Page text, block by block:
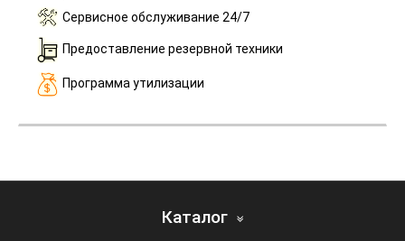
Сервисное обслуживание 24/7
Предоставление резервной техники
Программа утилизации
Каталог